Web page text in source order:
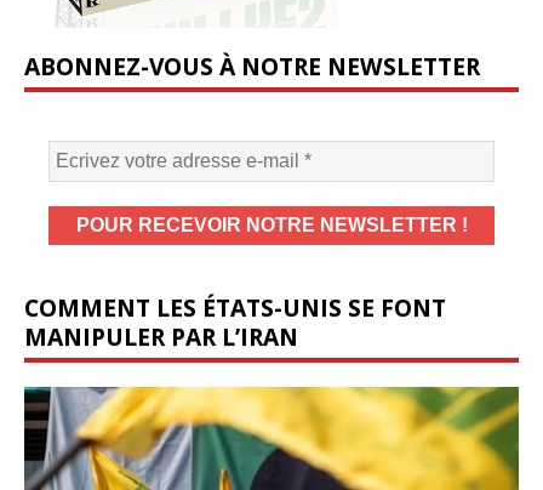
ABONNEZ-VOUS À NOTRE NEWSLETTER
COMMENT LES ÉTATS-UNIS SE FONT
MANIPULER PAR L’IRAN